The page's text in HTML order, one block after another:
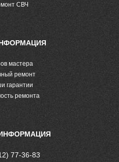
СВЧ
мастера
ремонт
гарантии
ремонта
77-36-83